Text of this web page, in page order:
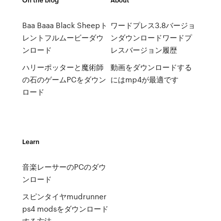
Baa Baaa Black Sheepト
レントフルムービーダウ
ンロード
ハリーポッターと魔術師
の石のゲームPCをダウン
ロード
ワードプレス3.8バージョ
ンダウンロードワードプ
レスバージョン履歴
動画をダウンロードする
にはmp4が最適です
Learn
音楽レーサーのPCのダウ
ンロード
スピンタイヤmudrunner
ps4 modsをダウンロード